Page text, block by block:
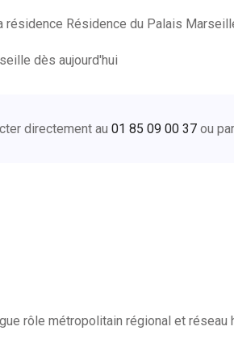
Résidence du Palais
dès aujourd'hui
directement au 01 85 09 00 37 ou par
rôle métropolitain régional et réseau